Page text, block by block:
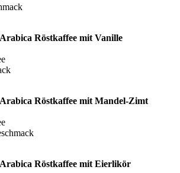
Röstkaffee mit Vanille
Röstkaffee mit Mandel-Zimt
Arabica Röstkaffee mit Eierlikör